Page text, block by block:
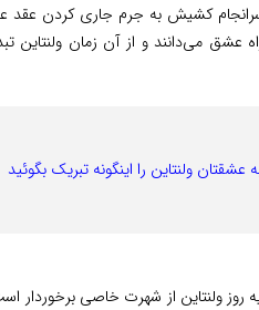
سرانجام کشیش به جرم جاری کردن عقد
عشق می‌دانند و از آن زمان
ولنتاین را اینگونه تبریک بگوئید
روز ولنتاین از شهرت خاصی برخوردار